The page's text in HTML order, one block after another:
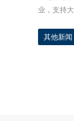
业，支持
其他新闻